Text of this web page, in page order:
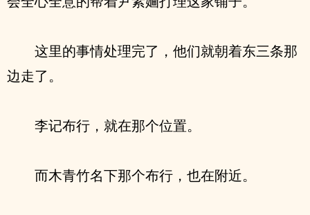
这里的事情处理完了，他们就朝着东三条那
边走了。
李记布行，就在那个位置。
而木青竹名下那个布行，也在附近。